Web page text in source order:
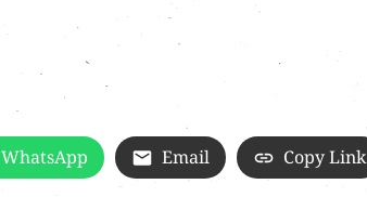
WhatsApp Email Copy Link